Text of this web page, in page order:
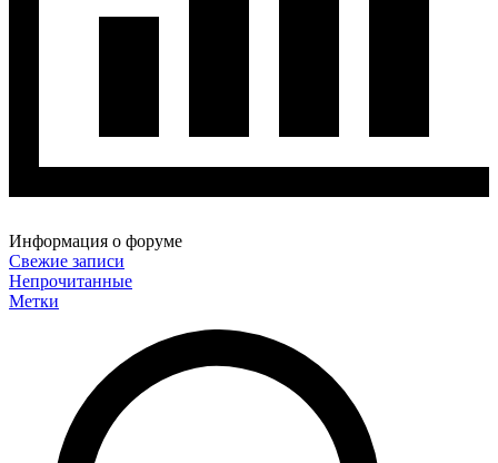
Информация о форуме
Свежие записи
Непрочитанные
Метки